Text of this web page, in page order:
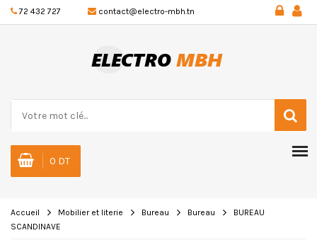
72 432 727 contact@electro-mbh.tn
0 DT
Accueil Mobilier et literie Bureau Bureau
BUREAU
SCANDINAVE